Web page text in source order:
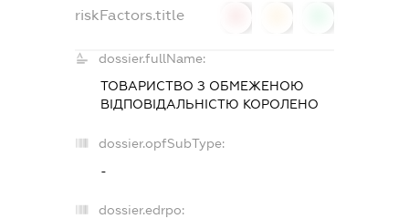
riskFactors.title
dossier.fullName:
ТОВАРИСТВО З ОБМЕЖЕНОЮ
ВІДПОВІДАЛЬНІСТЮ КОРОЛЕНО
dossier.opfSubType:
-
dossier.edrpo: